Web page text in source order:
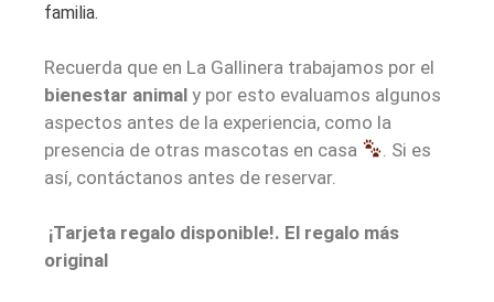
familia.
Recuerda que en La Gallinera trabajamos por el
bienestar animal y por esto evaluamos algunos
aspectos antes de la experiencia, como la
presencia de otras mascotas en casa
. Si es
así, contáctanos antes de reservar.
¡Tarjeta regalo disponible!. El regalo más
original